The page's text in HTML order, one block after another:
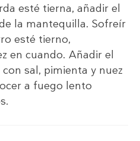
esté tierna, añadir el
la mantequilla. Sofreír
esté tierno,
en cuando. Añadir el
sal, pimienta y nuez
a fuego lento